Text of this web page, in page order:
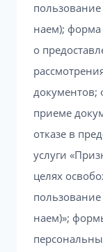
наем); форма
о
документов;
приеме
отказе в
услуги
целях
наем)»;